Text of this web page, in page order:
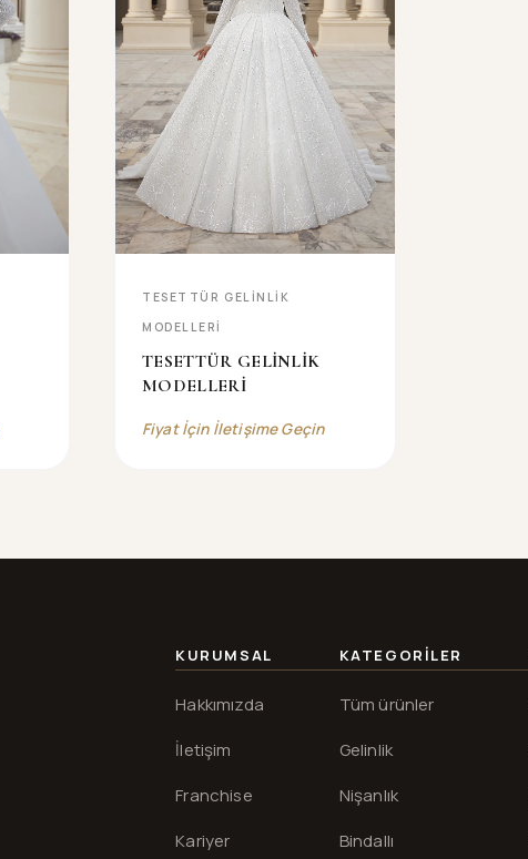
TESETTÜR GELİNLİK
MODELLERİ
TESETTÜR GELİNLİK
MODELLERİ
Fiyat İçin İletişime Geçin
KURUMSAL
Hakkımızda
İletişim
Franchise
Kariyer
KATEGORILER
Tüm ürünler
Gelinlik
Nişanlık
Bindallı